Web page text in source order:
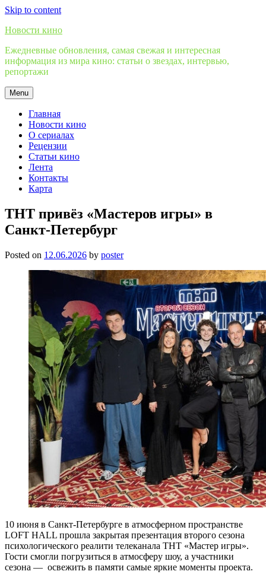
Skip to content
Новости кино
Ежедневные обновления, самая свежая и интересная
информация из мира кино: статьи о звездах, интервью,
репортажи
Menu
Главная
Новости кино
О сериалах
Рецензии
Статьи кино
Лента
Контакты
Карта
ТНТ привёз «Мастеров игры» в
Санкт-Петербург
Posted on 12.06.2026 by poster
10 июня в Санкт-Петербурге в атмосферном пространстве
LOFT HALL прошла закрытая презентация второго сезона
психологического реалити телеканала ТНТ «Мастер игры».
Гости смогли погрузиться в атмосферу шоу, а участники
сезона — освежить в памяти самые яркие моменты проекта.